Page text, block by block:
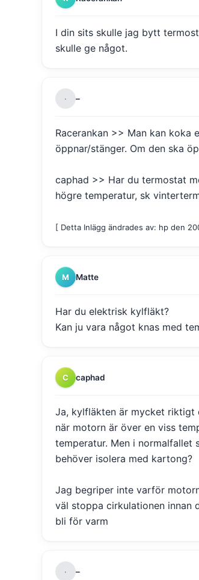
I din sits skulle jag bytt
skulle ge något.
· –
Racerankan >> Man kan koka
öppnar/stänger. Om den ska
caphad >> Har du termostat
högre temperatur, sk
[ Detta Inlägg ändrades av: hp den
M Matte
Har du elektrisk kylfläkt?
Kan ju vara något knas med
C caphad
Ja, kylfläkten är mycket riktigt
när motorn är över en viss
temperatur. Men i normalfallet
behöver isolera med kartong?
Jag begriper inte varför
väl stoppa cirkulationen innan
bli för varm
· –